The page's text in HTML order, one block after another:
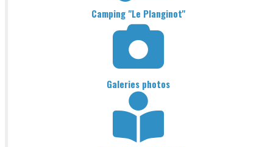
Camping "Le Planginot"
Galeries photos